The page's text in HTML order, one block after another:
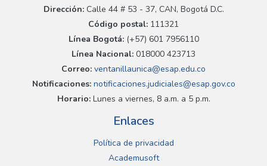
Dirección:Calle 44 # 53 - 37, CAN, Bogotá D.C.
Código postal: 111321
Línea Bogotá:(+57) 601 7956110
Línea Nacional: 018000 423713
Correo: ventanillaunica@esap.edu.co
Notificaciones:notificaciones.judiciales@esap.gov.co
Horario:Lunes a viernes, 8 a.m. a 5 p.m.
Enlaces
Política de privacidad
Academusoft